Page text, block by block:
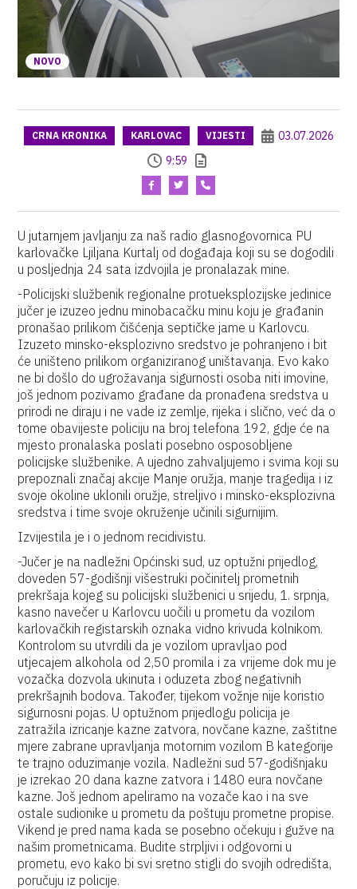
NOVO
CRNA KRONIKA KARLOVAC VIJESTI
03.07.2026
9:59
U jutarnjem javljanju za naš radio glasnogovornica PU
karlovačke Ljiljana Kurtalj od događaja koji su se dogodili
u posljednja 24 sata izdvojila je pronalazak mine.
-Policijski službenik regionalne protueksplozijske jedinice
jučer je izuzeo jednu minobacačku minu koju je građanin
pronašao prilikom čišćenja septičke jame u Karlovcu.
Izuzeto minsko-eksplozivno sredstvo je pohranjeno i bit
će uništeno prilikom organiziranog uništavanja. Evo kako
ne bi došlo do ugrožavanja sigurnosti osoba niti imovine,
još jednom pozivamo građane da pronađena sredstva u
prirodi ne diraju i ne vade iz zemlje, rijeka i slično, već da o
tome obavijeste policiju na broj telefona 192, gdje će na
mjesto pronalaska poslati posebno osposobljene
policijske službenike. A ujedno zahvaljujemo i svima koji su
prepoznali značaj akcije Manje oružja, manje tragedija i iz
svoje okoline uklonili oružje, streljivo i minsko-eksplozivna
sredstva i time svoje okruženje učinili sigurnijim.
Izvijestila je i o jednom recidivistu.
-Jučer je na nadležni Općinski sud, uz optužni prijedlog,
doveden 57-godišnji višestruki počinitelj prometnih
prekršaja kojeg su policijski službenici u srijedu, 1. srpnja,
kasno navečer u Karlovcu uočili u prometu da vozilom
karlovačkih registarskih oznaka vidno krivuda kolnikom.
Kontrolom su utvrdili da je vozilom upravljao pod
utjecajem alkohola od 2,50 promila i za vrijeme dok mu je
vozačka dozvola ukinuta i oduzeta zbog negativnih
prekršajnih bodova. Također, tijekom vožnje nije koristio
sigurnosni pojas. U optužnom prijedlogu policija je
zatražila izricanje kazne zatvora, novčane kazne, zaštitne
mjere zabrane upravljanja motornim vozilom B kategorije
te trajno oduzimanje vozila. Nadležni sud 57-godišnjaku
je izrekao 20 dana kazne zatvora i 1480 eura novčane
kazne. Još jednom apeliramo na vozače kao i na sve
ostale sudionike u prometu da poštuju prometne propise.
Vikend je pred nama kada se posebno očekuju i gužve na
našim prometnicama. Budite strpljivi i odgovorni u
prometu, evo kako bi svi sretno stigli do svojih odredišta,
poručuju iz policije.